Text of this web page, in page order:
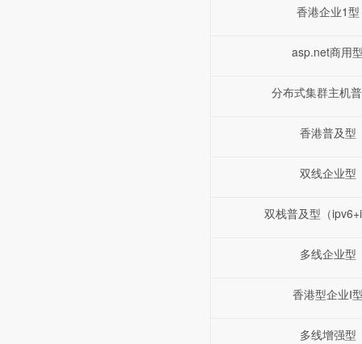
香港企业1型
asp.net商用
分布式集群主机
香港普及型
双线企业型
双栈普及型（
多线企业型
香港型企业Ⅰ
多线增强型